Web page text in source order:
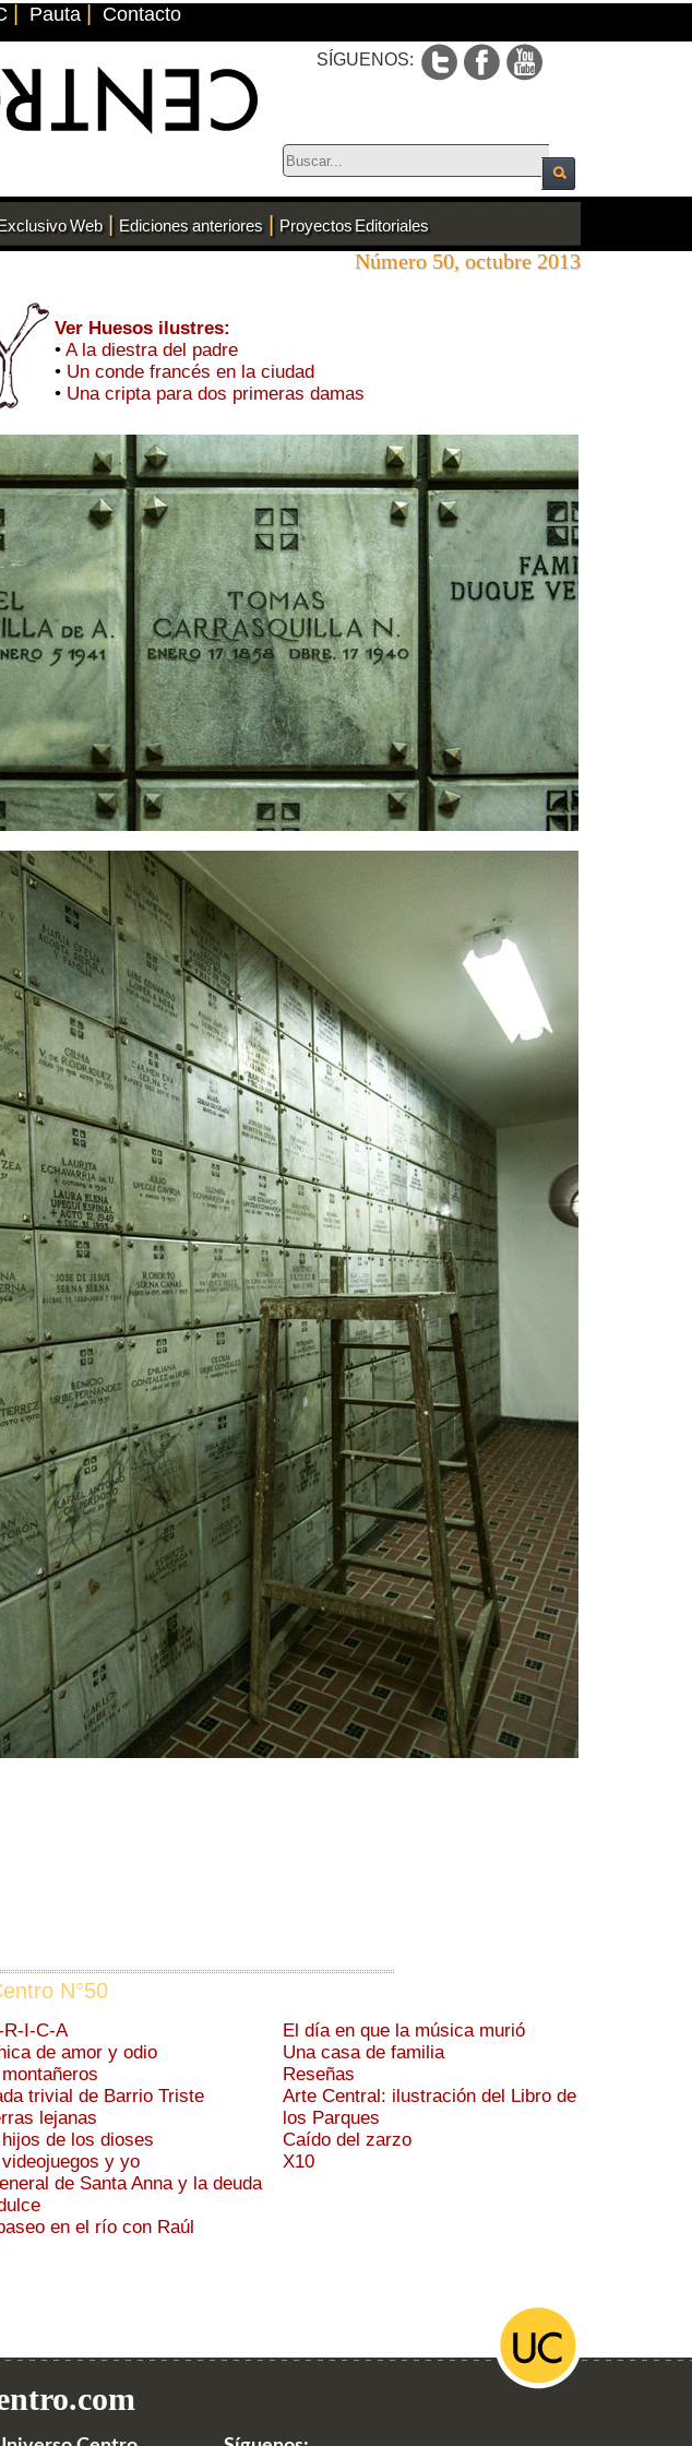
Pauta Contacto
SÍGUENOS:
Web | Ediciones anteriores | Proyectos Editoriales
Número 50, octubre 2013
Ver Huesos ilustres:
• A la diestra del padre
• Un conde francés en la ciudad
• Una cripta para dos primeras damas
N°50
R-I-C-A
de amor y odio
trivial de Barrio Triste
lejanas
de los dioses
y yo
de Santa Anna y la deuda
en el río con Raúl
El día en que la música murió
Una casa de familia
Reseñas
Arte Central: ilustración del Libro de
los Parques
Caído del zarzo
X10